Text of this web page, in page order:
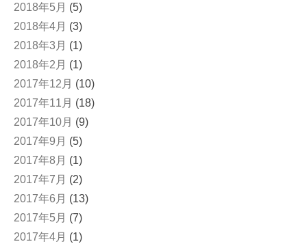
2018年5月 (5)
2018年4月 (3)
2018年3月 (1)
2018年2月 (1)
2017年12月 (10)
2017年11月 (18)
2017年10月 (9)
2017年9月 (5)
2017年8月 (1)
2017年7月 (2)
2017年6月 (13)
2017年5月 (7)
2017年4月 (1)